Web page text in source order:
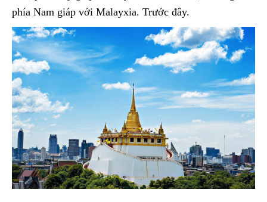
phía Nam giáp với Malayxia. Trước đây.